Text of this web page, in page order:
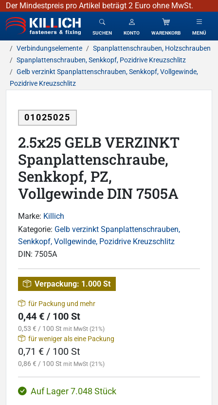
Der Mindestpreis pro Artikel beträgt 2 Euro ohne MwSt.
KILLICH - Verbindungselemente
SUCHEN KONTO WARENKORB MENÜ
Verbindungselemente
Spanplattenschrauben, Holzschrauben
Spanplattenschrauben, Senkkopf, Pozidrive Kreuzschlitz
Gelb verzinkt Spanplattenschrauben, Senkkopf, Vollgewinde,
Pozidrive Kreuzschlitz
01025025
2.5x25 GELB VERZINKT
Spanplattenschraube,
Senkkopf, PZ,
Vollgewinde DIN 7505A
Marke: Killich
Kategorie: Gelb verzinkt Spanplattenschrauben,
Senkkopf, Vollgewinde, Pozidrive Kreuzschlitz
DIN: 7505A
Verpackung: 1.000 St
für Packung und mehr
0,44 € / 100 St
0,53 € / 100 St mit MwSt (21%)
für weniger als eine Packung
0,71 € / 100 St
0,86 € / 100 St mit MwSt (21%)
Auf Lager 7.048 Stück